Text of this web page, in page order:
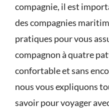
compagnie, il est
des compagnies
pratiques pour vous
compagnon à quatre
confortable et sans
nous vous expliquons
savoir pour voyager